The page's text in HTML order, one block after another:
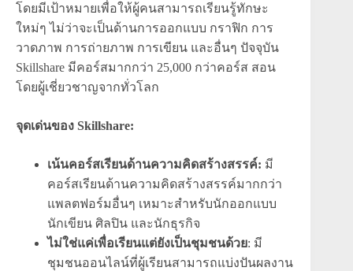
โดยมีเป้าหมายเพื่อให้ผู้คนสามารถเรียนรู้ทักษะ
ใหม่ๆ ไม่ว่าจะเป็นด้านการออกแบบ กราฟิก การ
วาดภาพ การถ่ายภาพ การเขียน และอื่นๆ ปัจจุบัน
Skillshare มีคอร์สมากกว่า 25,000 กว่าคอร์ส สอน
โดยผู้เชี่ยวชาญจากทั่วโลก
จุดเด่นของ Skillshare:
เน้นคอร์สเรียนด้านความคิดสร้างสรรค์: มี
คอร์สเรียนด้านความคิดสร้างสรรค์มากกว่า
แพลตฟอร์มอื่นๆ เหมาะสำหรับนักออกแบบ
นักเขียน ศิลปิน และนักธุรกิจ
ไม่ใช่แค่เพื่อเรียนแต่ยังเป็นชุมชนด้วย: มี
ชุมชนออนไลน์ที่ผู้เรียนสามารถแบ่งปันผลงาน